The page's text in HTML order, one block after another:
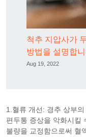
척추 지압사가
방법을 설명합
Aug 19, 2022
1.혈류 개선: 경추 상부
편두통 증상을 악화시킬
불량을 교정함으로써 혈